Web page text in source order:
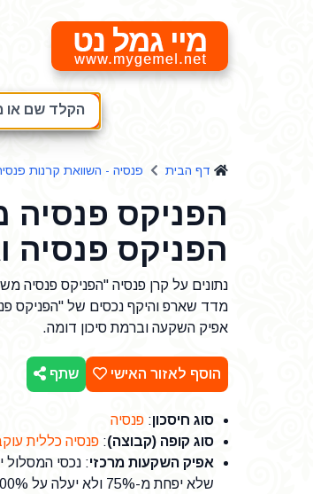
מיי גמל נט
הקלד שם או
דף הבית פנסיה - השוואת קרנות
הפניקס פנסיה
הפניקס פנסיה
מדד שארפ והיקף נכסים של "הפניקס
אפיק השקעה וברמת סיכון דומה.
הוסף לאזור האישי שתף
סוג חיסכון: פנסיה
סוג קופה (קבוצה): פנסיה כללית
אפיק השקעות מרכזי: נכסי המסלול
שלא יפחת מ-75% ולא יעלה על 100%. החשיפה תהיה למינימום שלושה מדדי מניות שונים.